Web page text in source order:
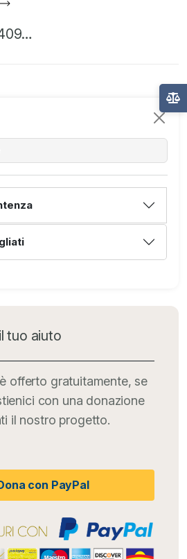
tuo aiuto
offerto gratuitamente, se
con una donazione
il nostro progetto.
con PayPal